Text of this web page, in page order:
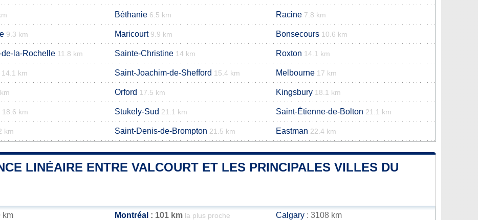
Béthanie 6.5 km Racine 7.8 km
9.3 km Maricourt 9.9 km Bonsecours 10.6 km
la-Rochelle 11.8 km Sainte-Christine 14 km Roxton 14.1 km
14.1 km Saint-Joachim-de-Shefford 15.4 km Melbourne 17 km
Orford 17.5 km Kingsbury 18.1 km
18.6 km Stukely-Sud 21.1 km Saint-Étienne-de-Bolton 21.1 km
km Saint-Denis-de-Brompton 21.5 km Eastman 22.4 km
LINÉAIRE ENTRE VALCOURT ET LES PRINCIPALES VILLES DU
km Montréal : 101 km la plus proche Calgary : 3108 km